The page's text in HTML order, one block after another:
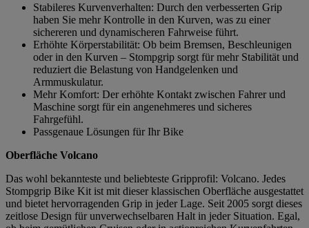
Stabileres Kurvenverhalten: Durch den verbesserten Grip
haben Sie mehr Kontrolle in den Kurven, was zu einer
sichereren und dynamischeren Fahrweise führt.
Erhöhte Körperstabilität: Ob beim Bremsen, Beschleunigen
oder in den Kurven – Stompgrip sorgt für mehr Stabilität und
reduziert die Belastung von Handgelenken und
Armmuskulatur.
Mehr Komfort: Der erhöhte Kontakt zwischen Fahrer und
Maschine sorgt für ein angenehmeres und sicheres
Fahrgefühl.
Passgenaue Lösungen für Ihr Bike
Oberfläche Volcano
Das wohl bekannteste und beliebteste Gripprofil: Volcano. Jedes
Stompgrip Bike Kit ist mit dieser klassischen Oberfläche ausgestattet
und bietet hervorragenden Grip in jeder Lage. Seit 2005 sorgt dieses
zeitlose Design für unverwechselbaren Halt in jeder Situation. Egal,